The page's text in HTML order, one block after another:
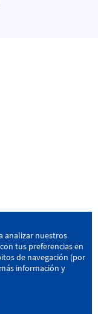
Bizkaia
analizar nuestros
tus preferencias en
de navegación (por
información y